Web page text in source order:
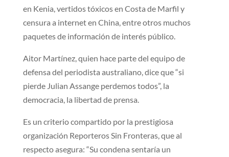
en Kenia, vertidos tóxicos en Costa de Marfil y
censura a internet en China, entre otros muchos
paquetes de información de interés público.
Aitor Martínez, quien hace parte del equipo de
defensa del periodista australiano, dice que “si
pierde Julian Assange perdemos todos”, la
democracia, la libertad de prensa.
Es un criterio compartido por la prestigiosa
organización Reporteros Sin Fronteras, que al
respecto asegura: “Su condena sentaría un